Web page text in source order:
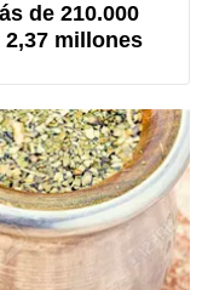
de 210.000
millones